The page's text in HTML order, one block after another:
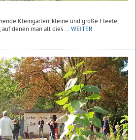
Kleingärten, kleine und große Fleete,
auf denen man all dies ...WEITER